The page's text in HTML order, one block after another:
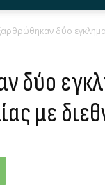
δύο
δύο
με